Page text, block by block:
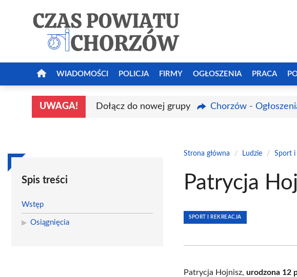
WIADOMOŚCI POLICJA FIRMY OGŁOSZENIA PRACA
UWAGA! Dołącz do nowej grupy Chorzów -
Spis treści
Wstęp
Osiągnięcia
Strona główna / Ludzie / Sport i
Patrycja
SPORT I REKREACJA
Patrycja Hojnisz, urodzona 12